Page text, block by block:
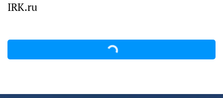
IRK.ru